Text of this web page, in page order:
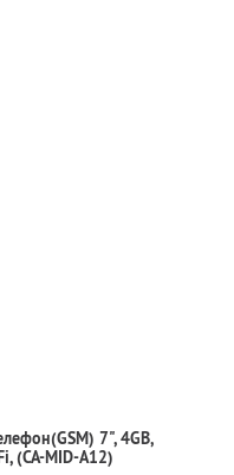
7", 4GB,
(CA-MID-A12)